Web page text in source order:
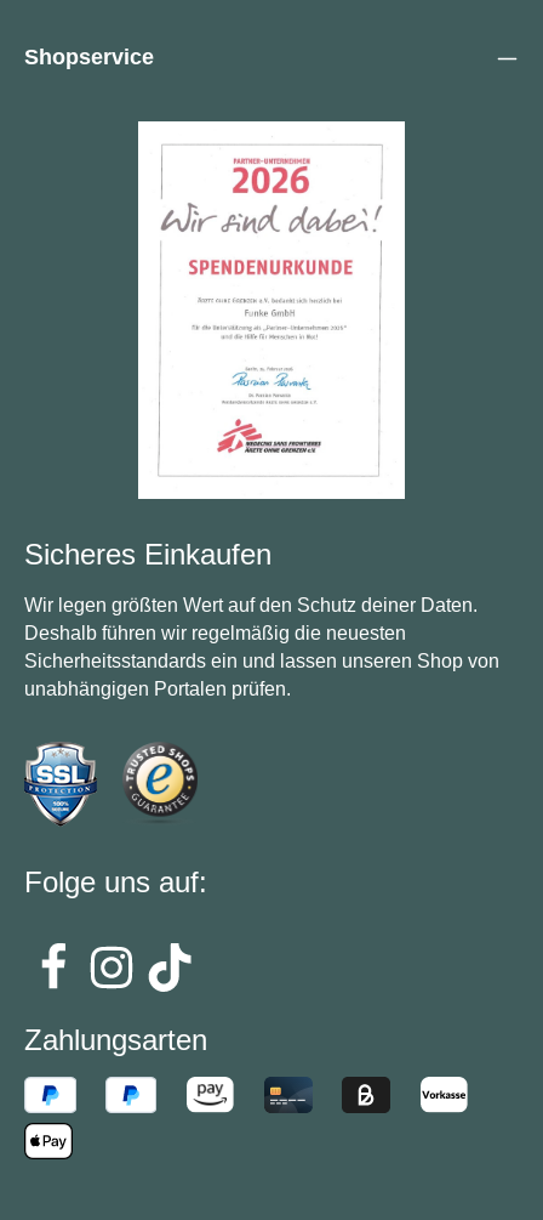
Shopservice
Sicheres Einkaufen
Wir legen größten Wert auf den Schutz deiner Daten.
Deshalb führen wir regelmäßig die neuesten
Sicherheitsstandards ein und lassen unseren Shop von
unabhängigen Portalen prüfen.
Folge uns auf:
Zahlungsarten